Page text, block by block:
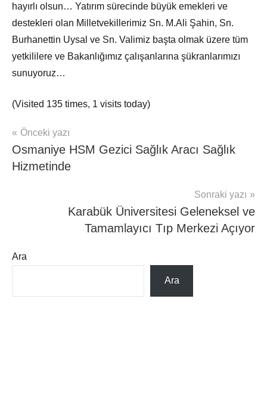
hayırlı olsun… Yatırım sürecinde büyük emekleri ve
destekleri olan Milletvekillerimiz Sn. M.Ali Şahin, Sn.
Burhanettin Uysal ve Sn. Valimiz başta olmak üzere tüm
yetkililere ve Bakanlığımız çalışanlarına şükranlarımızı
sunuyoruz…
(Visited 135 times, 1 visits today)
Hasta
Haber
Karabük
Yazı
gezinmesi
Önceki yazı
Osmaniye HSM Gezici Sağlık Aracı Sağlık
Hizmetinde
Sonraki yazı
Karabük Üniversitesi Geleneksel ve
Tamamlayıcı Tıp Merkezi Açıyor
Ara
Ara